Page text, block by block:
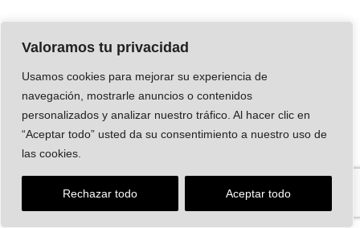
Valoramos tu privacidad
Usamos cookies para mejorar su experiencia de
navegación, mostrarle anuncios o contenidos
personalizados y analizar nuestro tráfico. Al hacer clic en
“Aceptar todo” usted da su consentimiento a nuestro uso de
las cookies.
Rechazar todo Aceptar todo